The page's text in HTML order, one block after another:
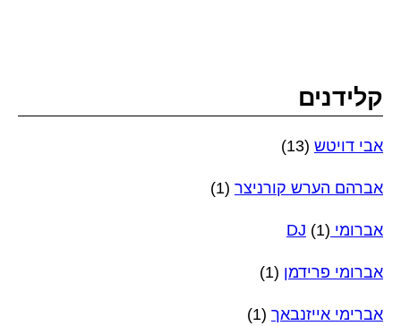
קלידנים
אבי דויטש (13)
אברהם הערש קורניצר (1)
אברומי DJ (1)
אברומי פרידמן (1)
אברימי אייזנבאך (1)